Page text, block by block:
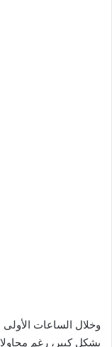
وخلال الساعات
بشكل كبير، رغم